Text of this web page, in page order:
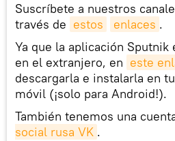
Suscríbete a nuestros
través de estos enlaces .
Ya que la aplicación Sputnik
en el extranjero, en este
descargarla e instalarla en
móvil (¡solo para Android!).
También tenemos una
social rusa VK .